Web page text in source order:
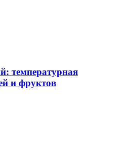
температурная
и фруктов